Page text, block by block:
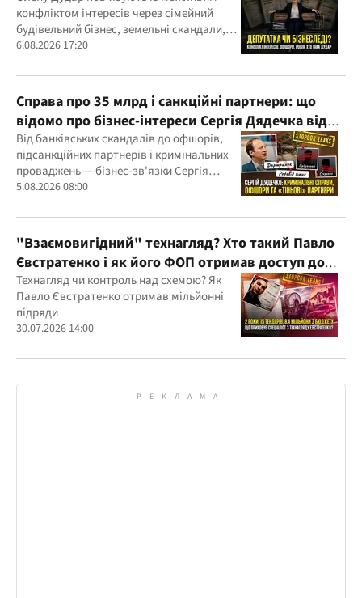
конфліктом інтересів через сімейний
будівельний бізнес, земельні скандали,
судові справи
6.08.2026 17:20
Справа про 35 млрд і санкційні партнери: що
відомо про бізнес-інтереси Сергія Дядечка від
"Родовід Банку" до "ФАРМАСЕЛ"
Від банківських скандалів до офшорів,
підсанкційних партнерів і кримінальних
проваджень — бізнес-зв'язки Сергія
Дядечка й досі простягаються через
5.08.2026 08:00
"Взаємовигідний" технагляд? Хто такий Павло
Євстратенко і як його ФОП отримав доступ до
бюджетних мільйонів?
Технагляд чи контроль над схемою? Як
Павло Євстратенко отримав мільйонні
підряди
30.07.2026 14:00